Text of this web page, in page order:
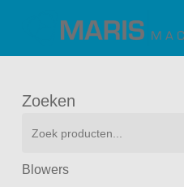
main
Zoeken
Blowers